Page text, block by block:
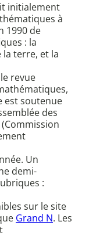
initialement
à
1990 de
: la
la terre, et la
revue
est soutenue
des
(Commission
Un
demi-
:
sur le site
Grand N. Les